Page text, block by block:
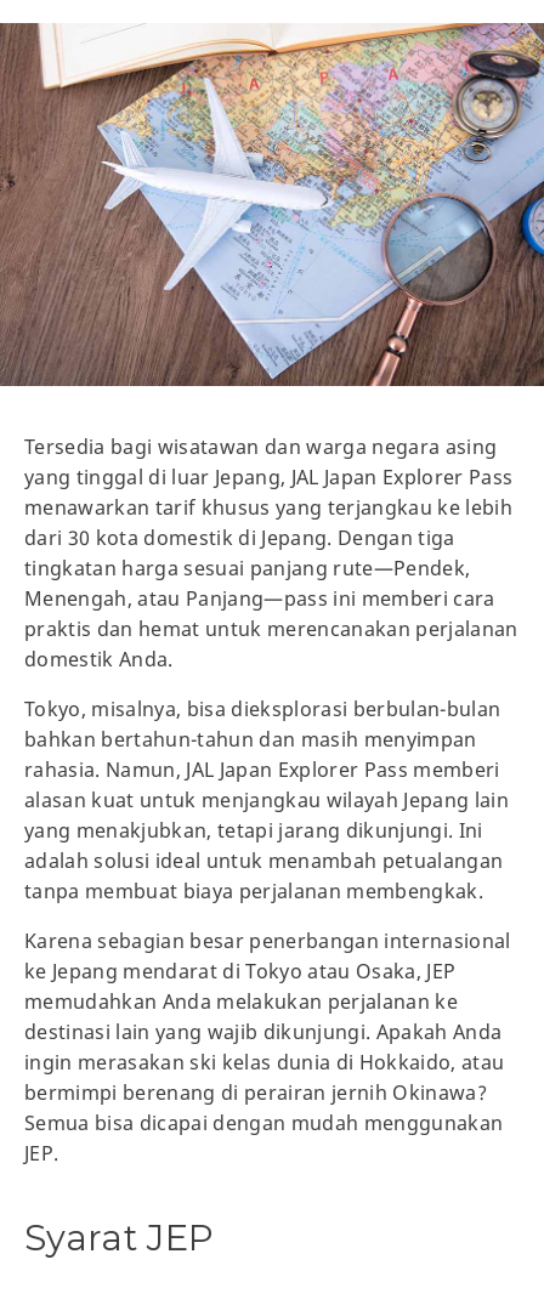
Tersedia bagi wisatawan dan warga negara asing
yang tinggal di luar Jepang, JAL Japan Explorer Pass
menawarkan tarif khusus yang terjangkau ke lebih
dari 30 kota domestik di Jepang. Dengan tiga
tingkatan harga sesuai panjang rute—Pendek,
Menengah, atau Panjang—pass ini memberi cara
praktis dan hemat untuk merencanakan perjalanan
domestik Anda.
Tokyo, misalnya, bisa dieksplorasi berbulan-bulan
bahkan bertahun-tahun dan masih menyimpan
rahasia. Namun, JAL Japan Explorer Pass memberi
alasan kuat untuk menjangkau wilayah Jepang lain
yang menakjubkan, tetapi jarang dikunjungi. Ini
adalah solusi ideal untuk menambah petualangan
tanpa membuat biaya perjalanan membengkak.
Karena sebagian besar penerbangan internasional
ke Jepang mendarat di Tokyo atau Osaka, JEP
memudahkan Anda melakukan perjalanan ke
destinasi lain yang wajib dikunjungi. Apakah Anda
ingin merasakan ski kelas dunia di Hokkaido, atau
bermimpi berenang di perairan jernih Okinawa?
Semua bisa dicapai dengan mudah menggunakan
JEP.
Syarat JEP